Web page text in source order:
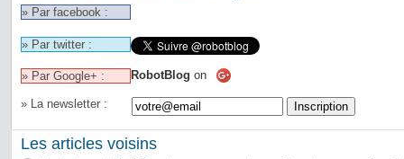
» Par facebook :
» Par twitter :
» Par Google+ : RobotBlog on
» La newsletter :
Les articles voisins